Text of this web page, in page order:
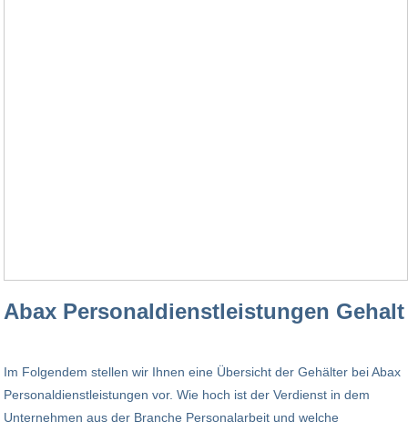
Abax Personaldienstleistungen Gehalt
Im Folgendem stellen wir Ihnen eine Übersicht der Gehälter bei Abax
Personaldienstleistungen vor. Wie hoch ist der Verdienst in dem
Unternehmen aus der Branche Personalarbeit und welche